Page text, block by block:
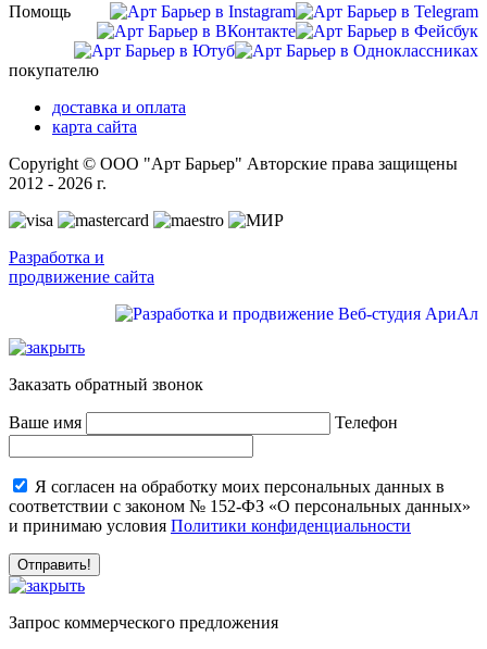
Помощь
покупателю
доставка и оплата
карта сайта
Copyright © ООО "Арт Барьер" Авторские права защищены
2012 - 2026 г.
Разработка и
продвижение сайта
Заказать обратный звонок
Ваше имя Телефон
Я согласен на обработку моих персональных данных в
соответствии с законом № 152-ФЗ «О персональных данных»
и принимаю условия Политики конфиденциальности
Запрос коммерческого предложения